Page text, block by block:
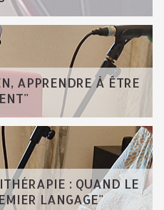
APPRENDRE À ÊTRE
: QUAND LE
LANGAGE"